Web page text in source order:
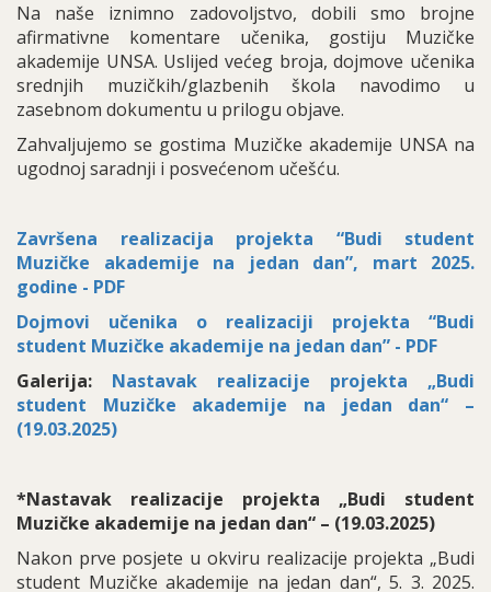
Na naše iznimno zadovoljstvo, dobili smo brojne
afirmativne komentare učenika, gostiju Muzičke
akademije UNSA. Uslijed većeg broja, dojmove učenika
srednjih muzičkih/glazbenih škola navodimo u
zasebnom dokumentu u prilogu objave.
Zahvaljujemo se gostima Muzičke akademije UNSA na
ugodnoj saradnji i posvećenom učešću.
Završena realizacija projekta “Budi student
Muzičke akademije na jedan dan”, mart 2025.
godine - PDF
Dojmovi učenika o realizaciji projekta “Budi
student Muzičke akademije na jedan dan” - PDF
Galerija: Nastavak realizacije projekta „Budi
student Muzičke akademije na jedan dan“ –
(19.03.2025)
*Nastavak realizacije projekta „Budi student
Muzičke akademije na jedan dan“ – (19.03.2025)
Nakon prve posjete u okviru realizacije projekta „Budi
student Muzičke akademije na jedan dan“, 5. 3. 2025.